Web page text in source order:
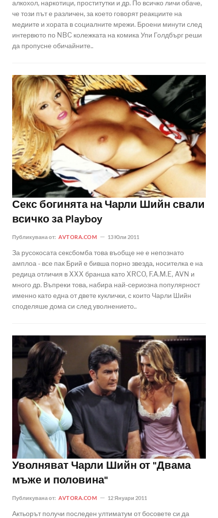
алкохол, наркотици, проститутки и др. По всичко личи обаче,
че този път е различен, за което говорят реакциите на
медиите и хората в социалните мрежи. Броени минути след
интервюто по NBC колежката на комика Упи Голдбърг реши
да пропусне обичайните..
Секс богинята на Чарли Шийн свали
всичко за Playboy
Публикувана от: AVTORA.COM 13 Юли 2011
За русокосата сексбомба това въобще не е непознато
амплоа - все пак Брий е бивша порно звезда, носителка е на
редица отличия в XXX бранша като XRCO, F.A.M.E, AVN и
много др. Въпреки това, набира най-сериозна популярност
именно като една от двете куклички, с които Чарли Шийн
споделяше дома си след уволнението..
Уволняват Чарли Шийн от "Двама
мъже и половина"
Публикувана от: AVTORA.COM 12 Януари 2011
Актьорът получи последен ултиматум от босовете си да